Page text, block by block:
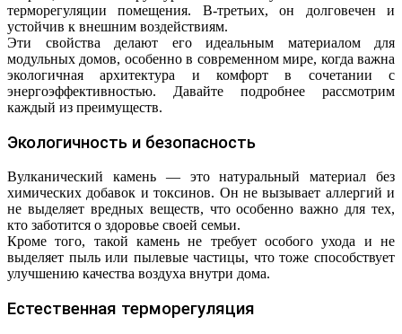
терморегуляции помещения. В-третьих, он долговечен и
устойчив к внешним воздействиям.
Эти свойства делают его идеальным материалом для
модульных домов, особенно в современном мире, когда важна
экологичная архитектура и комфорт в сочетании с
энергоэффективностью. Давайте подробнее рассмотрим
каждый из преимуществ.
Экологичность и безопасность
Вулканический камень — это натуральный материал без
химических добавок и токсинов. Он не вызывает аллергий и
не выделяет вредных веществ, что особенно важно для тех,
кто заботится о здоровье своей семьи.
Кроме того, такой камень не требует особого ухода и не
выделяет пыль или пылевые частицы, что тоже способствует
улучшению качества воздуха внутри дома.
Естественная терморегуляция